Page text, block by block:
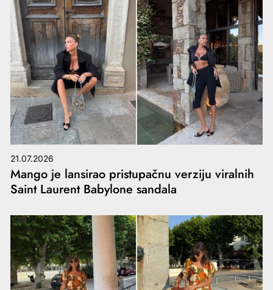
21.07.2026
Mango je lansirao pristupačnu verziju viralnih
Saint Laurent Babylone sandala